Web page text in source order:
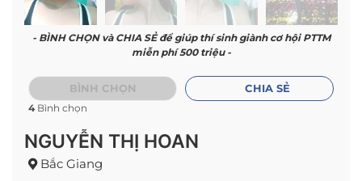
- BÌNH CHỌN và CHIA SẺ để giúp thí sinh giành cơ hội PTTM
miễn phí 500 triệu -
BÌNH CHỌN
4Bình chọn
CHIA SẺ
NGUYỄN THỊ HOAN
Bắc Giang